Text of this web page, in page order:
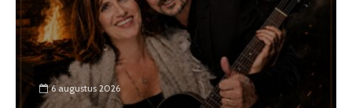
6 augustus 2026